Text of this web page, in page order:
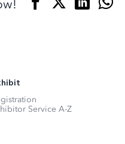
Service A-Z